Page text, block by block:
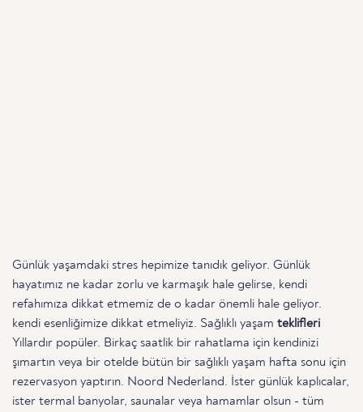
Günlük yaşamdaki stres hepimize tanıdık geliyor. Günlük
hayatımız ne kadar zorlu ve karmaşık hale gelirse, kendi
refahımıza dikkat etmemiz de o kadar önemli hale geliyor.
kendi esenliğimize dikkat etmeliyiz. Sağlıklı yaşam teklifleri
Yıllardır popüler. Birkaç saatlik bir rahatlama için kendinizi
şımartın veya bir otelde bütün bir sağlıklı yaşam hafta sonu için
rezervasyon yaptırın. Noord Nederland. İster günlük kaplıcalar,
ister termal banyolar, saunalar veya hamamlar olsun - tüm